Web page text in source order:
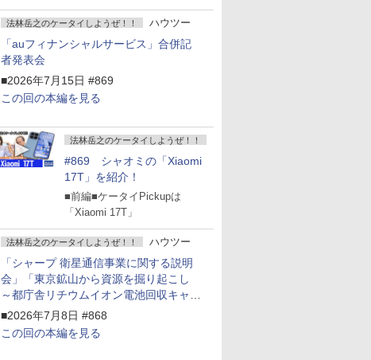
法林岳之のケータイしようぜ！！ ハウツー
「auフィナンシャルサービス」合併記
者発表会
■2026年7月15日 #869
この回の本編を見る
法林岳之のケータイしようぜ！！
#869 シャオミの「Xiaomi
17T」を紹介！
■前編■ケータイPickupは
「Xiaomi 17T」
法林岳之のケータイしようぜ！！ ハウツー
「シャープ 衛星通信事業に関する説明
会」「東京鉱山から資源を掘り起こし
～都庁舎リチウムイオン電池回収キャン
ペーン～」
■2026年7月8日 #868
この回の本編を見る